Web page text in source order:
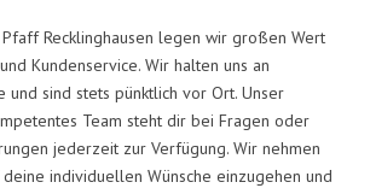
Recklinghausen legen wir großen Wert
Kundenservice. Wir halten uns an
und sind stets pünktlich vor Ort. Unser
Team steht dir bei Fragen oder
jederzeit zur Verfügung. Wir nehmen
individuellen Wünsche einzugehen und